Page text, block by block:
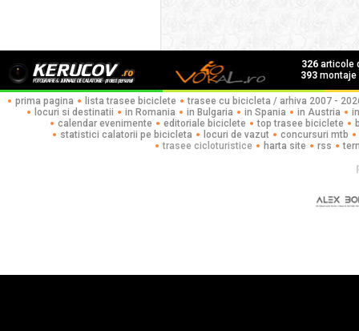
326articole
393montaje
prima pagina lista trasee biciclete
trasee cu bicicleta / arhiva 2007 -
locuri si destinatii
in Romania in Bulgaria in Spania in Austria
calendar evenimente
editoriale biciclete top trasee biciclete
statistici calatorii pe bicicleta
locuri de vazut
concursuri mtb
trasee cicloturistice
harta site rss